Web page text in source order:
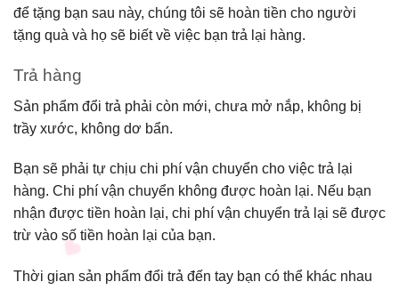
để tặng bạn sau này, chúng tôi sẽ hoàn tiền cho người
tặng quà và họ sẽ biết về việc bạn trả lại hàng.
Trả hàng
Sản phẩm đổi trả phải còn mới, chưa mở nắp, không bị
trầy xước, không dơ bẩn.
Bạn sẽ phải tự chịu chi phí vận chuyển cho việc trả lại
hàng. Chi phí vận chuyển không được hoàn lại. Nếu bạn
nhận được tiền hoàn lại, chi phí vận chuyển trả lại sẽ được
trừ vào số tiền hoàn lại của bạn.
Thời gian sản phẩm đổi trả đến tay bạn có thể khác nhau